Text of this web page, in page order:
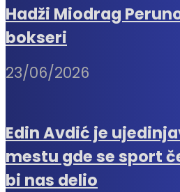
Hadži Miodrag
bokseri
23/06/2026
Edin Avdić je
mestu gde se sport
bi nas delio